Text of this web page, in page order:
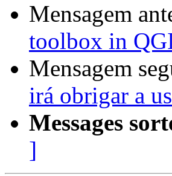
Mensagem
toolbox in
Mensagem
irá obrigar a
Messages
]